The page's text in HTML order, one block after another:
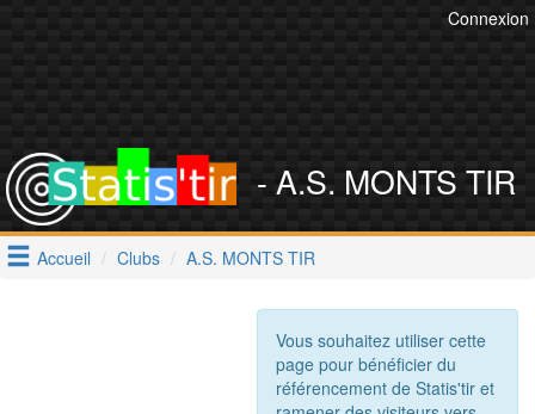
Connexion
- A.S. MONTS TIR
Accueil Clubs A.S. MONTS TIR
Vous souhaitez utiliser cette
page pour bénéficier du
référencement de Statis'tir et